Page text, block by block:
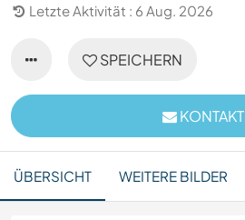
Letzte Aktivität : 6 Aug. 2026
SPEICHERN
KONTAKT
ÜBERSICHT WEITERE BILDER